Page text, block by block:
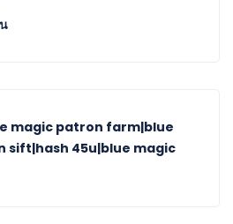
magic patron farm|blue
sift|hash 45u|blue magic